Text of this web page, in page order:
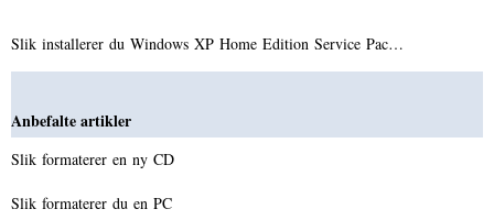
Slik installerer du Windows XP Home Edition Service Pac…
Anbefalte artikler
Slik formaterer en ny CD
Slik formaterer du en PC